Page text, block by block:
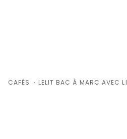
CAFÉS › LELIT BAC À MARC AVEC